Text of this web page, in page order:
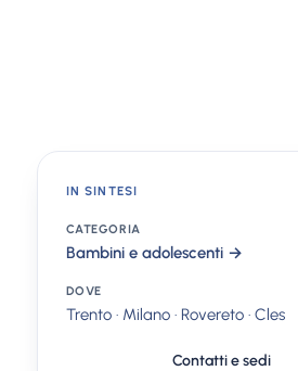
IN SINTESI
CATEGORIA
Bambini e adolescenti →
DOVE
Trento · Milano · Rovereto · Cles
Contatti e sedi